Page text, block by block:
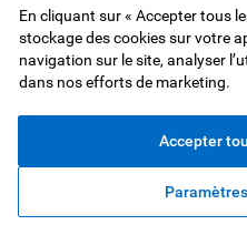
l’assurance
Cela vaut-il la peine
assurance maladie
Oui, une assurance
être utile. Bien que le
universel du Canada
essentiels, il n’inclut pas
ambulatoires,
En cliquant sur « Accepter tous
stockage des cookies sur votre
navigation sur le site, analyser
dans nos efforts de marketing.
Accepter